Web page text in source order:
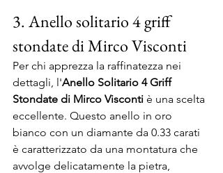
3. Anello solitario 4 griff
stondate di Mirco Visconti
Per chi apprezza la raffinatezza nei
dettagli, l'Anello Solitario 4 Griff
Stondate di Mirco Visconti è una scelta
eccellente. Questo anello in oro
bianco con un diamante da 0.33 carati
è caratterizzato da una montatura che
avvolge delicatamente la pietra,